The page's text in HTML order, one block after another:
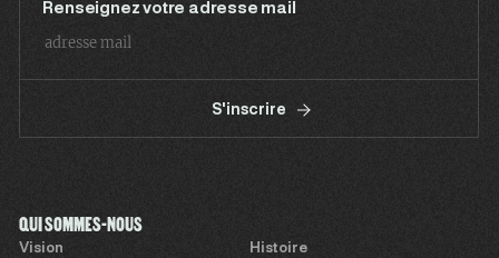
Renseignez votre adresse mail
S'inscrire
QUI SOMMES-NOUS
Vision
Histoire